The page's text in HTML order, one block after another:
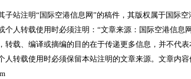
站注明“国际空港信息网”的稿件，其版权属于国际空
个人转载使用时必须注明：“文章来源：国际空港信息
转载、编译或摘编的目的在于传递更多信息，并不代
人转载使用时必须保留本站注明的文章来源。文章内